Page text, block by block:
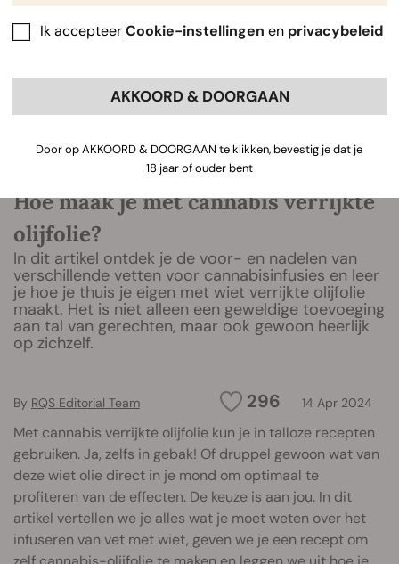
Hoe maak je met cannabis verrijkte
olijfolie?
In dit artikel ontdek je de voor- en nadelen van
verschillende vetten voor cannabisinfusies en leer
je hoe je thuis je eigen met wiet verrijkte olijfolie
maakt. Het is niet alleen een geweldige toevoeging
aan tal van gerechten, maar ook gewoon heerlijk
op zichzelf.
296 14 Apr 2024
By RQS Editorial Team
Met cannabis verrijkte olijfolie kun je in talloze recepten
gebruiken. Ja, zelfs in gebak! Of druppel gewoon wat van
deze wiet olie direct in je mond om optimaal te
profiteren van de effecten. De keuze is aan jou. In dit
artikel vertellen we je alles wat je moet weten over het
infuseren van vet met wiet, geven we je een recept om
Ik accepteerCookie-instellingen en privacybeleid
AKKOORD & DOORGAAN
Door op AKKOORD & DOORGAAN te klikken, bevestig je dat je
18 jaar of ouder bent